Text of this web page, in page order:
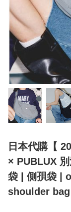
日本代購【
× PUBLUX
袋 | 側孭袋 |
shoulder bag